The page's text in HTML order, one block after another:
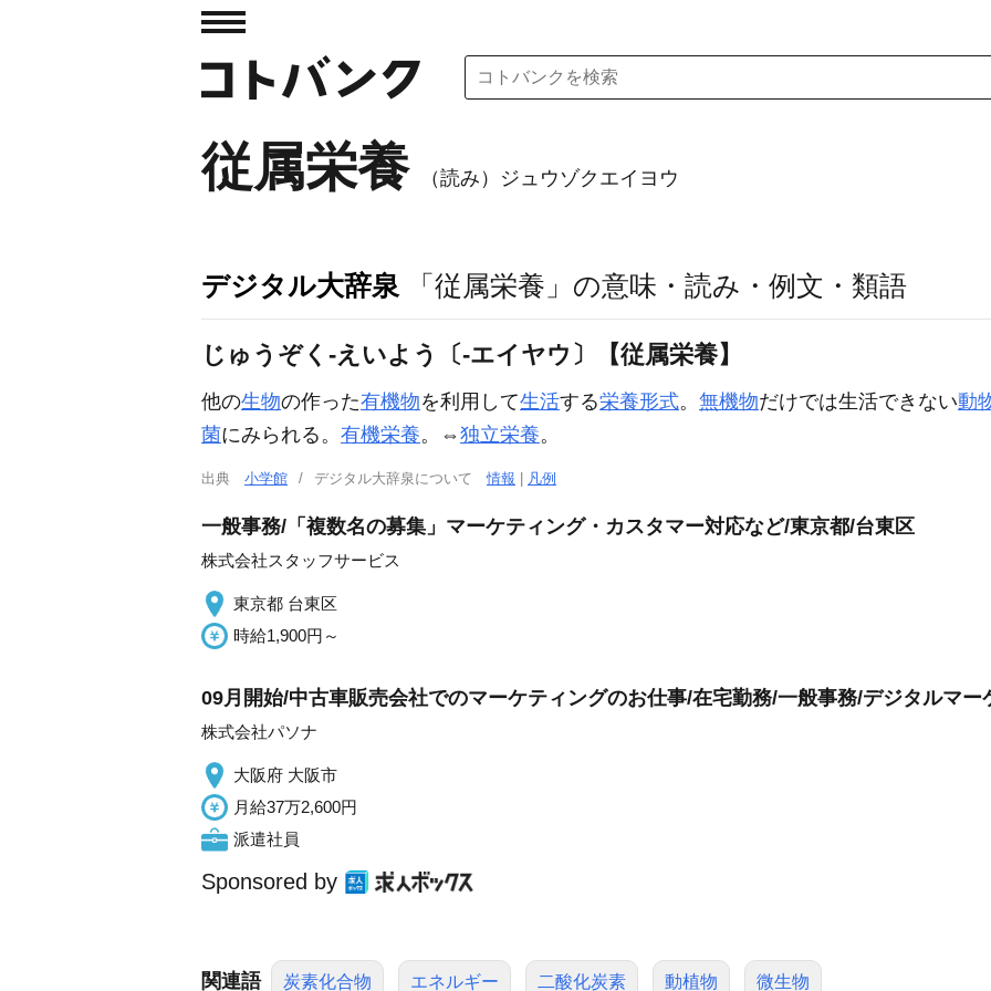
従属栄養 （読み）ジュウゾクエイヨウ
デジタル大辞泉 「従属栄養」の意味・読み・例文・類語
じゅうぞく‐えいよう〔‐エイヤウ〕【従属栄養】
他の生物の作った有機物を利用して生活する栄養形式。 無機物だけでは生活できない動
菌にみられる。 有機栄養。⇔独立栄養。
出典 小学館 デジタル大辞泉について情報 凡例
一般事務/「複数名の募集」マーケティング・カスタマー対応など/東京都/台東区
株式会社スタッフサービス
東京都 台東区
時給1,900円～
09月開始/中古車販売会社でのマーケティングのお仕事/在宅勤務/一般事務/デジタルマー
株式会社パソナ
大阪府 大阪市
月給37万2,600円
派遣社員
Sponsored by
関連語 炭素化合物 エネルギー 二酸化炭素 動植物 微生物